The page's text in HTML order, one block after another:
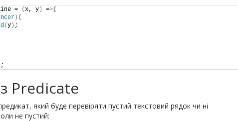
= (x, y ) =>{
){
(y ) ;
;
Predicate
який буде перевіряти пустий текстовий рядок чи ні
не пустий: